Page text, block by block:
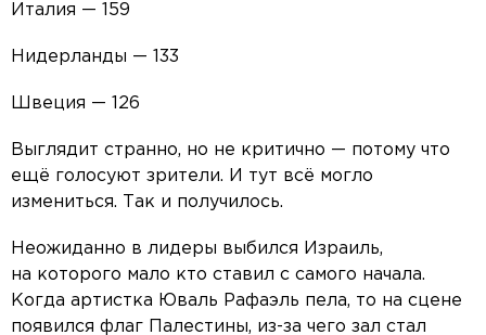
Италия — 159
Нидерланды — 133
Швеция — 126
Выглядит странно, но не критично — потому что
ещё голосуют зрители. И тут всё могло
измениться. Так и получилось.
Неожиданно в лидеры выбился Израиль,
на которого мало кто ставил с самого начала.
Когда артистка Юваль Рафаэль пела, то на сцене
появился флаг Палестины, из-за чего зал стал